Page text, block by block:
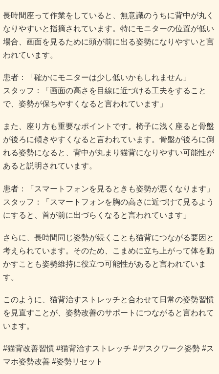
長時間座って作業をしていると、無意識のうちに背中が丸く
なりやすいと指摘されています。特にモニターの位置が低い
場合、画面を見るために頭が前に出る姿勢になりやすいと言
われています。
患者：「確かにモニターは少し低いかもしれません」
スタッフ：「画面の高さを目線に近づける工夫をすること
で、姿勢が保ちやすくなると言われています」
また、座り方も重要なポイントです。椅子に浅く座ると骨盤
が後ろに傾きやすくなると言われています。骨盤が後ろに倒
れる姿勢になると、背中が丸まり猫背になりやすい可能性が
あると説明されています。
患者：「スマートフォンを見るときも姿勢が悪くなります」
スタッフ：「スマートフォンを胸の高さに近づけて見るよう
にすると、首が前に出づらくなると言われています」
さらに、長時間同じ姿勢が続くことも猫背につながる要因と
考えられています。そのため、こまめに立ち上がって体を動
かすことも姿勢維持に役立つ可能性があると言われていま
す。
このように、猫背治すストレッチと合わせて日常の姿勢習慣
を見直すことが、姿勢改善のサポートにつながると言われて
います。
#猫背改善習慣 #猫背治すストレッチ #デスクワーク姿勢 #ス
マホ姿勢改善 #姿勢リセット